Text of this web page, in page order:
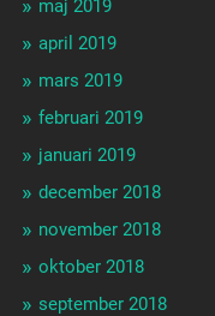
maj 2019
april 2019
mars 2019
februari 2019
januari 2019
december 2018
november 2018
oktober 2018
september 2018